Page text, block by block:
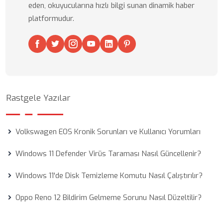
eden, okuyucularına hızlı bilgi sunan dinamik haber
platformudur.
Rastgele Yazılar
Volkswagen EOS Kronik Sorunları ve Kullanıcı Yorumları
Windows 11 Defender Virüs Taraması Nasıl Güncellenir?
Windows 11'de Disk Temizleme Komutu Nasıl Çalıştırılır?
Oppo Reno 12 Bildirim Gelmeme Sorunu Nasıl Düzeltilir?